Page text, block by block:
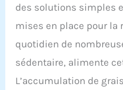
des solutions simples
mises en place pour la
quotidien de
sédentaire, alimente
L’accumulation de